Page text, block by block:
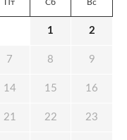
Пт Сб Вс
1 2
7 8 9
14 15 16
21 22 23